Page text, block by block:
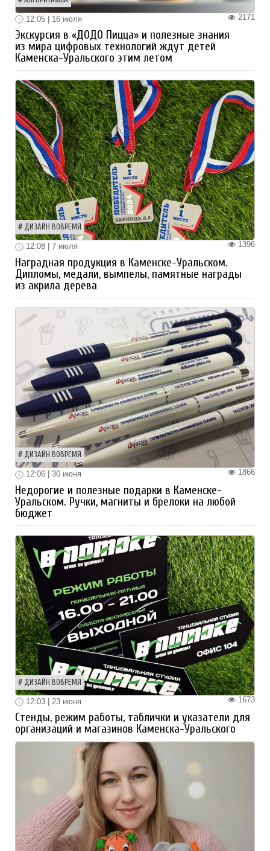
2171
12:05 | 16 июля
Экскурсия в «ДОДО Пицца» и полезные знания
из мира цифровых технологий ждут детей
Каменска-Уральского этим летом
ДИЗАЙН ВОВРЕМЯ
1396
12:08 | 7 июля
Наградная продукция в Каменске-Уральском.
Дипломы, медали, вымпелы, памятные награды
из акрила дерева
ДИЗАЙН ВОВРЕМЯ
1866
12:06 | 30 июня
Недорогие и полезные подарки в Каменске-
Уральском. Ручки, магниты и брелоки на любой
бюджет
ДИЗАЙН ВОВРЕМЯ
1673
12:03 | 23 июня
Стенды, режим работы, таблички и указатели для
организаций и магазинов Каменска-Уральского